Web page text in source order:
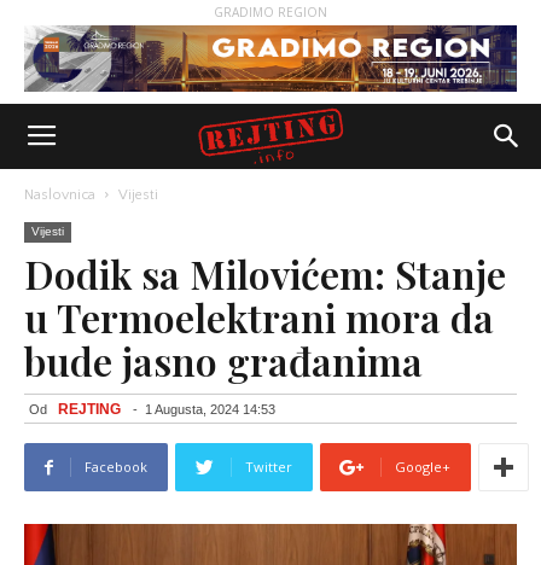
GRADIMO REGION
Naslovnica Vijesti
Vijesti
Dodik sa Milovićem: Stanje
u Termoelektrani mora da
bude jasno građanima
Od REJTING - 1 Augusta, 2024 14:53
Facebook Twitter Google+